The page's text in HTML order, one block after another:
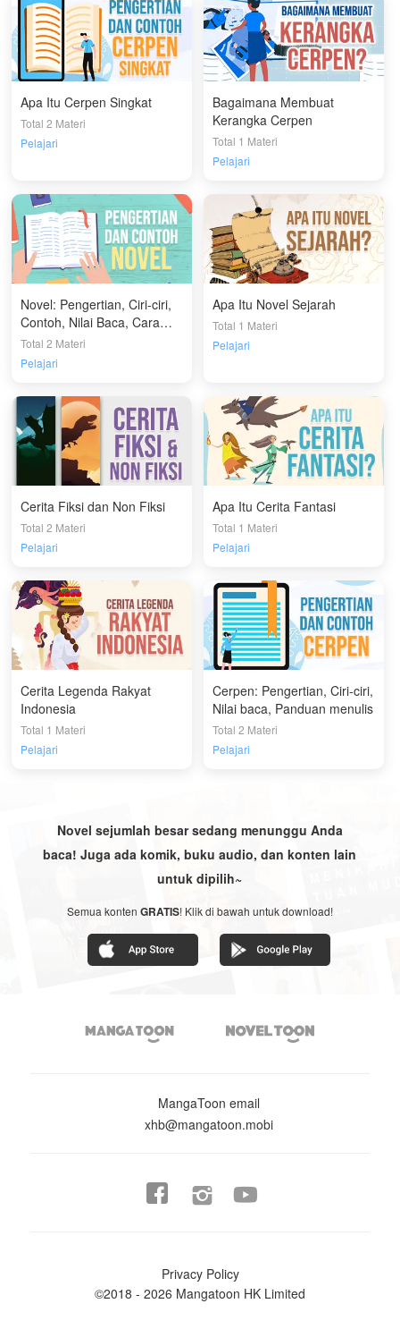
Apa Itu Cerpen Singkat
Total 2 Materi
Pelajari
Bagaimana Membuat
Kerangka Cerpen
Total 1 Materi
Pelajari
Novel: Pengertian, Ciri-ciri,
Contoh, Nilai Baca, Cara
Membuat Novel
Total 2 Materi
Pelajari
Apa Itu Novel Sejarah
Total 1 Materi
Pelajari
Cerita Fiksi dan Non Fiksi
Total 2 Materi
Pelajari
Apa Itu Cerita Fantasi
Total 1 Materi
Pelajari
Cerita Legenda Rakyat
Indonesia
Total 1 Materi
Pelajari
Cerpen: Pengertian, Ciri-ciri,
Nilai baca, Panduan menulis
Total 2 Materi
Pelajari
Novel sejumlah besar sedang menunggu Anda
baca! Juga ada komik, buku audio, dan konten lain
untuk dipilih~
Semua konten GRATIS! Klik di bawah untuk download!
 
MangaToon email
xhb@mangatoon.mobi
 
Privacy Policy
©2018 - 2026 Mangatoon HK Limited